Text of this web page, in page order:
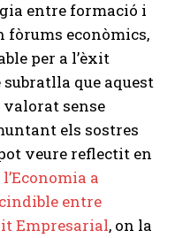
entre formació i
fòrums econòmics,
per a l’èxit
que aquest
sense
els sostres
veure reflectit en
a
entre
Empresarial, on la